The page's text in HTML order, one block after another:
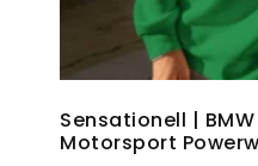
Sensationell |
Motorsport